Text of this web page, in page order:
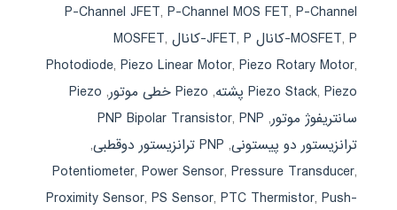
P-Channel JFET,P-Channel MOS FET,P-Channel
MOSFET,P-کانال JFET ,P-کانال MOSFET
,
Photodiode,Piezo Linear Motor,Piezo Rotary Motor,
Piezo Stack,Piezo پشته , Piezo خطی موتور ,
Piezo
سانتریفوژ موتور,
PNP Bipolar Transistor,PNP
ترانزیستور دو پیستونی, PNP ترانزیستور دوقطبی
,
Potentiometer,Power Sensor,Pressure Transducer,
Proximity Sensor,PS Sensor,PTC Thermistor,Push-